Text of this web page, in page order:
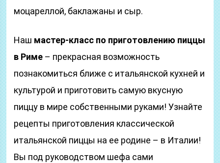
моцареллой, баклажаны и сыр.
Наш мастер-класс по приготовлению пиццы
в Риме – прекрасная возможность
познакомиться ближе с итальянской кухней и
культурой и приготовить самую вкусную
пиццу в мире собственными руками! Узнайте
рецепты приготовления классической
итальянской пиццы на ее родине – в Италии!
Вы под руководством шефа сами